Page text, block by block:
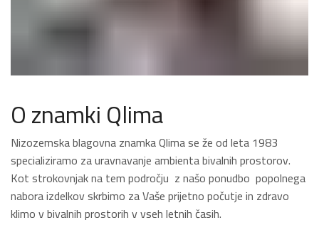
O znamki Qlima
Nizozemska blagovna znamka Qlima se že od leta 1983
specializiramo za uravnavanje ambienta bivalnih prostorov.
Kot strokovnjak na tem področju z našo ponudbo popolnega
nabora izdelkov skrbimo za Vaše prijetno počutje in zdravo
klimo v bivalnih prostorih v vseh letnih časih.